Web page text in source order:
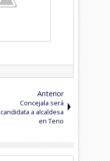
Anterior
Concejala será
candidata a alcaldesa
en Teno